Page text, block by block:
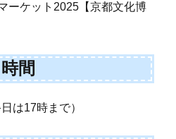
ーケット2025【京都文化博
時間
は17時まで）